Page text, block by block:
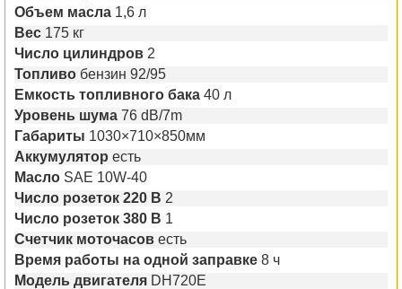
Объем масла 1,6 л
Вес 175 кг
Число цилиндров 2
Топливо бензин 92/95
Емкость топливного бака 40 л
Уровень шума 76 dB/7m
Габариты 1030×710×850мм
Аккумулятор есть
Масло SAE 10W-40
Число розеток 220 В 2
Число розеток 380 В 1
Счетчик моточасов есть
Время работы на одной заправке 8 ч
Модель двигателя DH720E